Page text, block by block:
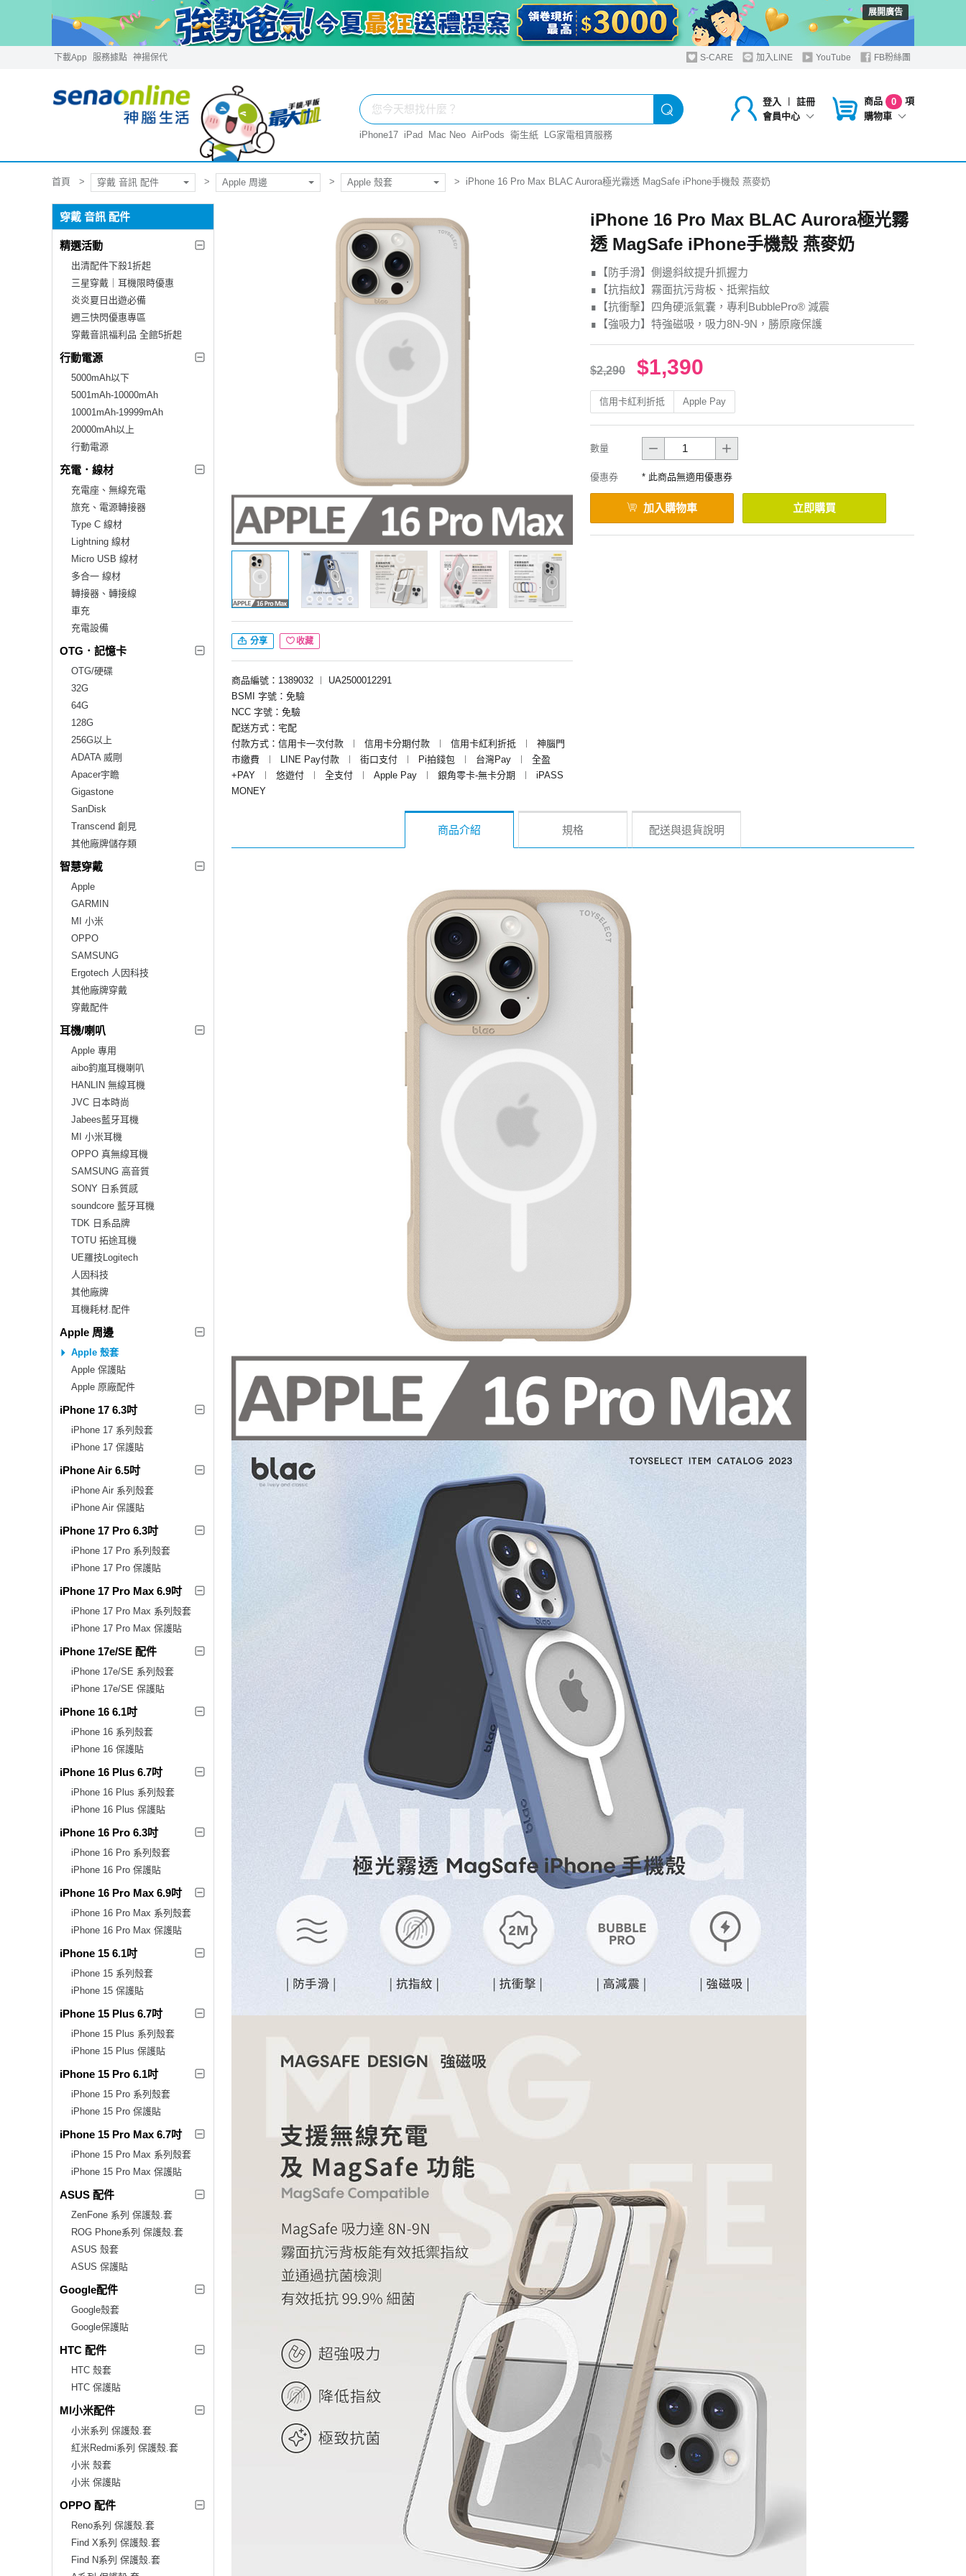
展開廣告
下載App 服務據點 神揚保代 S-CARE 加入LINE YouTube FB粉絲團
登入 ︱
註冊
會員中心
商品 0
項
購物車
iPhone17 iPad Mac Neo AirPods 衛生紙 LG家電租賃服務
首頁 穿戴 音訊 配件 Apple 周邊 Apple 殼套 iPhone 16 Pro Max BLAC Aurora極光霧透 MagSafe iPhone手機殼 燕麥奶
穿戴 音訊 配件
精選活動
出清配件下殺1折起
三星穿戴｜耳機限時優惠
炎炎夏日出遊必備
週三快閃優惠專區
穿戴音訊福利品 全館5折起
行動電源
5000mAh以下
5001mAh-10000mAh
10001mAh-19999mAh
20000mAh以上
行動電源
充電．線材
充電座、無線充電
旅充、電源轉接器
Type C 線材
Lightning 線材
Micro USB 線材
多合一 線材
轉接器、轉接線
車充
充電設備
OTG．記憶卡
OTG/硬碟
32G
64G
128G
256G以上
ADATA 威剛
Apacer宇瞻
Gigastone
SanDisk
Transcend 創見
其他廠牌儲存類
智慧穿戴
Apple
GARMIN
MI 小米
OPPO
SAMSUNG
Ergotech 人因科技
其他廠牌穿戴
穿戴配件
耳機/喇叭
Apple 專用
aibo鈞嵐耳機喇叭
HANLIN 無線耳機
JVC 日本時尚
Jabees藍牙耳機
MI 小米耳機
OPPO 真無線耳機
SAMSUNG 高音質
SONY 日系質感
soundcore 藍牙耳機
TDK 日系品牌
TOTU 拓途耳機
UE羅技Logitech
人因科技
其他廠牌
耳機耗材.配件
Apple 周邊
Apple 殼套
Apple 保護貼
Apple 原廠配件
iPhone 17 6.3吋
iPhone 17 系列殼套
iPhone 17 保護貼
iPhone Air 6.5吋
iPhone Air 系列殼套
iPhone Air 保護貼
iPhone 17 Pro 6.3吋
iPhone 17 Pro 系列殼套
iPhone 17 Pro 保護貼
iPhone 17 Pro Max 6.9吋
iPhone 17 Pro Max 系列殼套
iPhone 17 Pro Max 保護貼
iPhone 17e/SE 配件
iPhone 17e/SE 系列殼套
iPhone 17e/SE 保護貼
iPhone 16 6.1吋
iPhone 16 系列殼套
iPhone 16 保護貼
iPhone 16 Plus 6.7吋
iPhone 16 Plus 系列殼套
iPhone 16 Plus 保護貼
iPhone 16 Pro 6.3吋
iPhone 16 Pro 系列殼套
iPhone 16 Pro 保護貼
iPhone 16 Pro Max 6.9吋
iPhone 16 Pro Max 系列殼套
iPhone 16 Pro Max 保護貼
iPhone 15 6.1吋
iPhone 15 系列殼套
iPhone 15 保護貼
iPhone 15 Plus 6.7吋
iPhone 15 Plus 系列殼套
iPhone 15 Plus 保護貼
iPhone 15 Pro 6.1吋
iPhone 15 Pro 系列殼套
iPhone 15 Pro 保護貼
iPhone 15 Pro Max 6.7吋
iPhone 15 Pro Max 系列殼套
iPhone 15 Pro Max 保護貼
ASUS 配件
ZenFone 系列 保護殼.套
ROG Phone系列 保護殼.套
ASUS 殼套
ASUS 保護貼
Google配件
Google殼套
Google保護貼
HTC 配件
HTC 殼套
HTC 保護貼
MI小米配件
小米系列 保護殼.套
紅米Redmi系列 保護殼.套
小米 殼套
小米 保護貼
OPPO 配件
Reno系列 保護殼.套
Find X系列 保護殼.套
Find N系列 保護殼.套
分享 收藏
商品編號：1389032 ︱
UA2500012291
BSMI 字號：免驗
NCC 字號：免驗
配送方式：宅配
付款方式：信用卡一次付款
︱ 信用卡分期付款 ︱ 信用卡紅利折抵 ︱
神腦門
市繳費
︱ LINE Pay付款 ︱ 街口支付 ︱ Pi拍錢包 ︱ 台灣Pay ︱
全盈
+PAY
︱ 悠遊付 ︱ 全支付 ︱ Apple Pay ︱ 銀角零卡-無卡分期 ︱
iPASS
MONEY
iPhone 16 Pro Max BLAC Aurora極光霧
透 MagSafe iPhone手機殼 燕麥奶
∎【防手滑】側邊斜紋提升抓握力
∎【抗指紋】霧面抗污背板、抵禦指紋
∎【抗衝擊】四角硬派氣囊，專利BubblePro® 減震
∎【強吸力】特強磁吸，吸力8N-9N，勝原廠保護
$2,290 $1,390
信用卡紅利折抵 Apple Pay
數量
優惠券 * 此商品無適用優惠券
加入購物車 立即購買
商品介紹 規格 配送與退貨說明